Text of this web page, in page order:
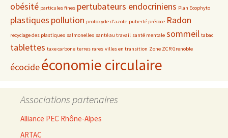
obésité particules fines pertubateurs endocriniens Plan Ecophyto
plastiques pollution protoxyde d'azote puberté précoce Radon
recyclage des plastiques salmonelles santé au travail santé mentale sommeil tabac
tablettes taxe carbone terres rares villes en transition Zone ZCR Grenoble
écocideéconomie circulaire
Associations partenaires
Alliance PEC Rhône-Alpes
ARTAC